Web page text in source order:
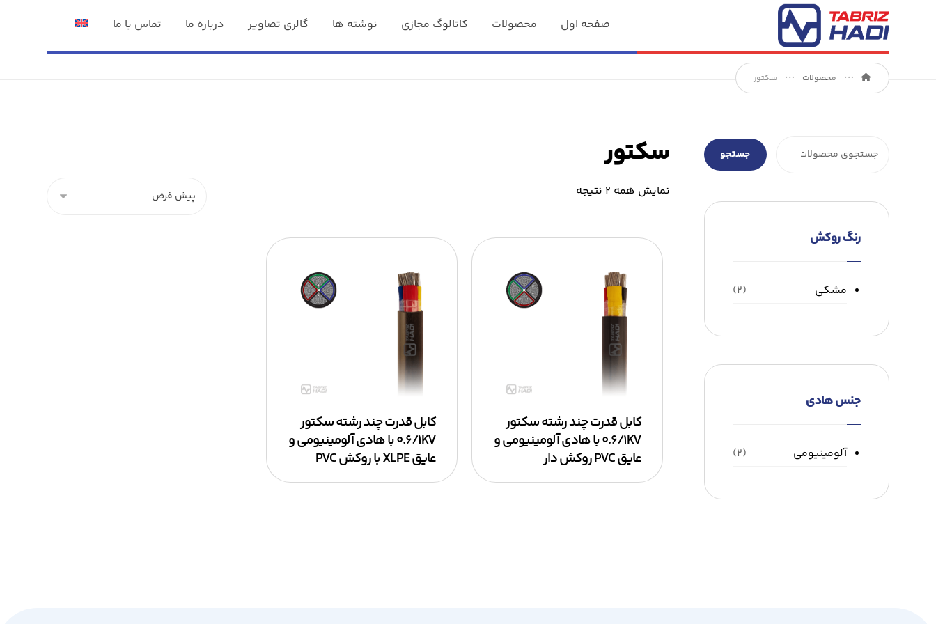
صفحه اول محصولات کاتالوگ مجازی نوشته ها گالری تصاویر درباره ما تماس با ما
محصولات سکتور
سکتور
نمایش همه ۲ نتیجه
کابل قدرت چند رشته سکتور
۰.۶/۱KV با هادی آلومینیومی و
عایق PVC روکش دار
کابل قدرت چند رشته سکتور
۰.۶/۱KV با هادی آلومینیومی و
عایق XLPE با روکش PVC
جستجو
رنگ روکش
مشکی (۲)
جنس هادی
آلومینیومی (۲)